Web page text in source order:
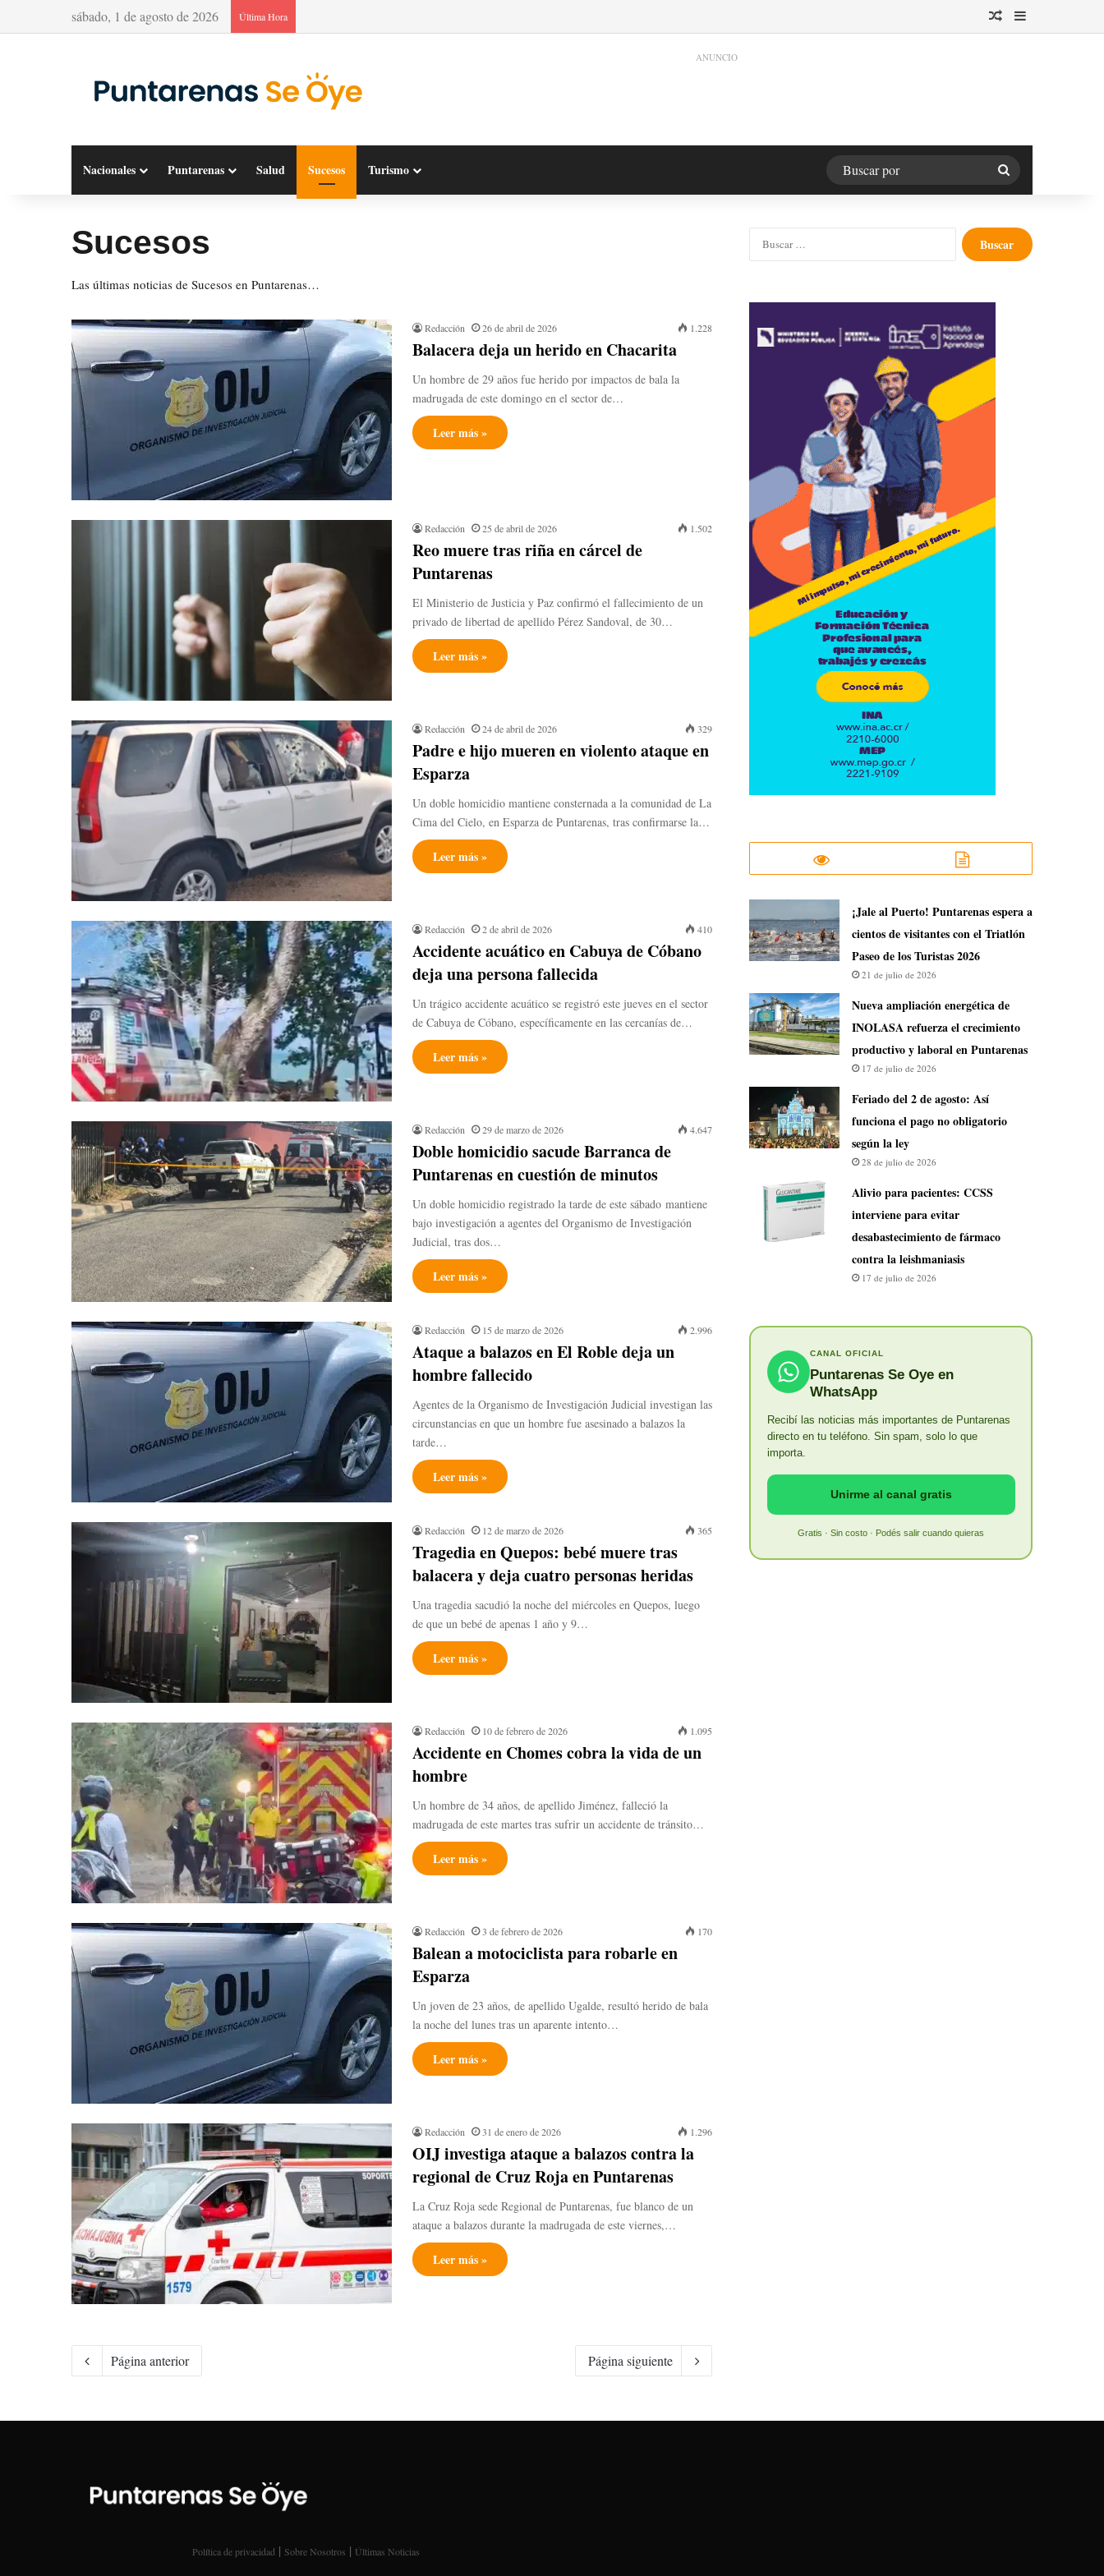
sábado, 1 de agosto de 2026 Última Hora Publicación al azar
Barra lateral
ANUNCIO
Nacionales Puntarenas Salud Sucesos Turismo
Buscar
por
Sucesos
Las últimas noticias de Sucesos en Puntarenas…
Redacción 26 de abril de 2026 1.228
Balacera deja un herido en Chacarita
Un hombre de 29 años fue herido por impactos de bala la
madrugada de este domingo en el sector de…
Leer más »
Redacción 25 de abril de 2026 1.502
Reo muere tras riña en cárcel de
Puntarenas
El Ministerio de Justicia y Paz confirmó el fallecimiento de un
privado de libertad de apellido Pérez Sandoval, de 30…
Leer más »
Redacción 24 de abril de 2026 329
Padre e hijo mueren en violento ataque en
Esparza
Un doble homicidio mantiene consternada a la comunidad de La
Cima del Cielo, en Esparza de Puntarenas, tras confirmarse la…
Leer más »
Redacción 2 de abril de 2026 410
Accidente acuático en Cabuya de Cóbano
deja una persona fallecida
Un trágico accidente acuático se registró este jueves en el sector
de Cabuya de Cóbano, específicamente en las cercanías de…
Leer más »
Redacción 29 de marzo de 2026 4.647
Doble homicidio sacude Barranca de
Puntarenas en cuestión de minutos
Un doble homicidio registrado la tarde de este sábado mantiene
bajo investigación a agentes del Organismo de Investigación
Judicial, tras dos…
Leer más »
Redacción 15 de marzo de 2026 2.996
Ataque a balazos en El Roble deja un
hombre fallecido
Agentes de la Organismo de Investigación Judicial investigan las
circunstancias en que un hombre fue asesinado a balazos la
tarde…
Leer más »
Redacción 12 de marzo de 2026 365
Tragedia en Quepos: bebé muere tras
balacera y deja cuatro personas heridas
Una tragedia sacudió la noche del miércoles en Quepos, luego
de que un bebé de apenas 1 año y 9…
Leer más »
Redacción 10 de febrero de 2026 1.095
Accidente en Chomes cobra la vida de un
hombre
Un hombre de 34 años, de apellido Jiménez, falleció la
madrugada de este martes tras sufrir un accidente de tránsito…
Leer más »
Redacción 3 de febrero de 2026 170
Balean a motociclista para robarle en
Esparza
Un joven de 23 años, de apellido Ugalde, resultó herido de bala
la noche del lunes tras un aparente intento…
Leer más »
Redacción 31 de enero de 2026 1.296
OIJ investiga ataque a balazos contra la
regional de Cruz Roja en Puntarenas
La Cruz Roja sede Regional de Puntarenas, fue blanco de un
ataque a balazos durante la madrugada de este viernes,…
Leer más »
Página anterior Página siguiente
Buscar:
¡Jale al Puerto! Puntarenas espera a
cientos de visitantes con el Triatlón
Paseo de los Turistas 2026
21 de julio de 2026
Nueva ampliación energética de
INOLASA refuerza el crecimiento
productivo y laboral en Puntarenas
17 de julio de 2026
Feriado del 2 de agosto: Así
funciona el pago no obligatorio
según la ley
28 de julio de 2026
Alivio para pacientes: CCSS
interviene para evitar
desabastecimiento de fármaco
contra la leishmaniasis
17 de julio de 2026
CANAL OFICIAL
Puntarenas Se Oye en
WhatsApp
Recibí las noticias más importantes de Puntarenas
directo en tu teléfono. Sin spam, solo lo que
importa.
Unirme al canal gratis
Gratis · Sin costo · Podés salir cuando quieras
Política de privacidad | Sobre Nosotros | Últimas Noticias